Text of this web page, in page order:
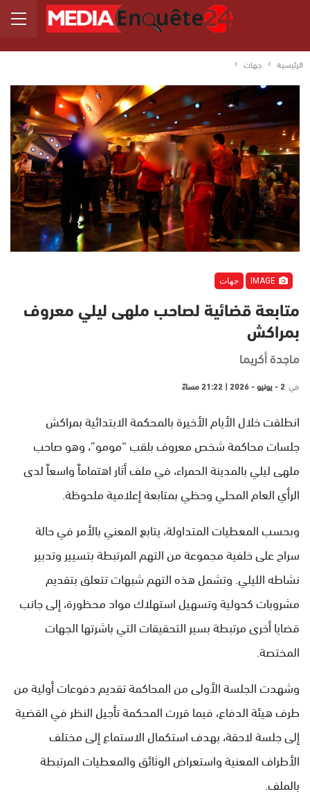
الرئيسية جهات
جهات
متابعة قضائية لصاحب ملهى ليلي معروف
بمراكش
ماجدة أكريما
في 2 - يونيو - 2026 | 21:22 مساءً
انطلقت خلال الأيام الأخيرة بالمحكمة الابتدائية بمراكش
جلسات محاكمة شخص معروف بلقب “مومو”، وهو صاحب
ملهى ليلي بالمدينة الحمراء، في ملف أثار اهتماماً واسعاً لدى
الرأي العام المحلي وحظي بمتابعة إعلامية ملحوظة.
وبحسب المعطيات المتداولة، يتابع المعني بالأمر في حالة
سراح على خلفية مجموعة من التهم المرتبطة بتسيير وتدبير
نشاطه الليلي. وتشمل هذه التهم شبهات تتعلق بتقديم
مشروبات كحولية وتسهيل استهلاك مواد محظورة، إلى جانب
قضايا أخرى مرتبطة بسير التحقيقات التي باشرتها الجهات
المختصة.
وشهدت الجلسة الأولى من المحاكمة تقديم دفوعات أولية من
طرف هيئة الدفاع، فيما قررت المحكمة تأجيل النظر في القضية
إلى جلسة لاحقة، بهدف استكمال الاستماع إلى مختلف
الأطراف المعنية واستعراض الوثائق والمعطيات المرتبطة
بالملف.